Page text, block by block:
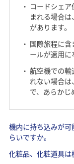
コードシェ
まれる場合は、
があります。
国際旅程に
ールが適用に
航空機での輸
れない場合
で、あらかじ
機内に持ち込みが可
らいですか。
化粧品、化粧道具は